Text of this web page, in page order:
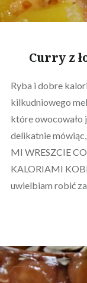
Curry z
Ryba i dobre
kilkudniowego
które owocowało
delikatnie
MI WRESZCIE
KALORIAMI
uwielbiam robić